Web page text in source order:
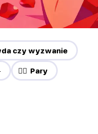
czy wyzwanie
❤️‍🔥 Pary